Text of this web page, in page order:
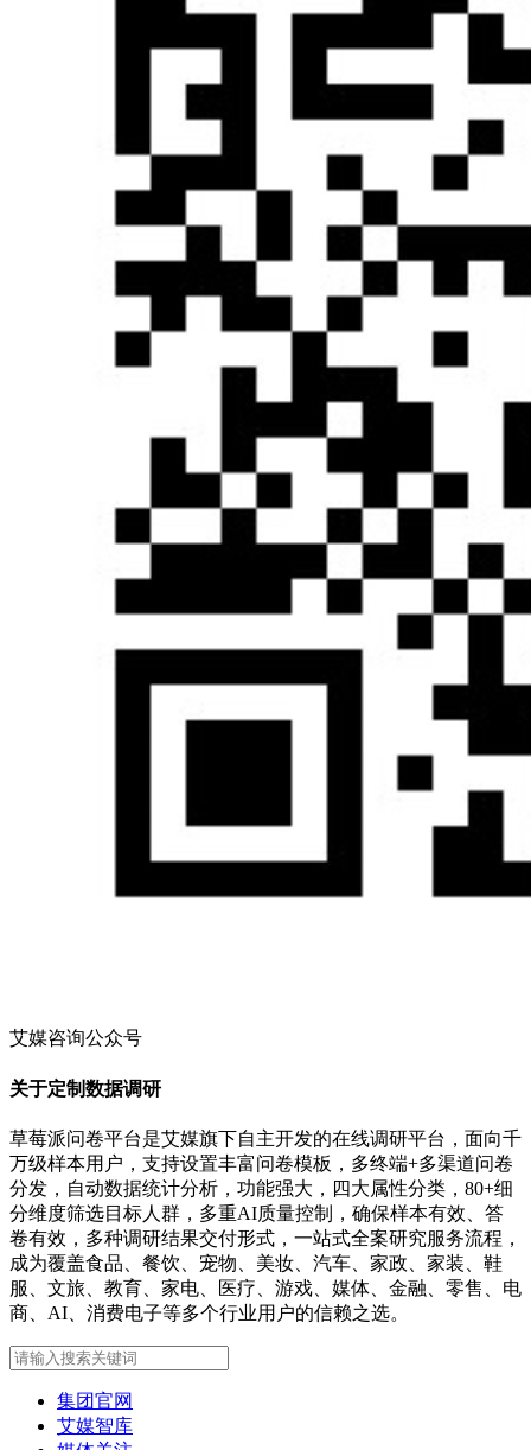
艾媒咨询公众号
关于定制数据调研
草莓派问卷平台是艾媒旗下自主开发的在线调研平台，面向千
万级样本用户，支持设置丰富问卷模板，多终端+多渠道问卷
分发，自动数据统计分析，功能强大，四大属性分类，80+细
分维度筛选目标人群，多重AI质量控制，确保样本有效、答
卷有效，多种调研结果交付形式，一站式全案研究服务流程，
成为覆盖食品、餐饮、宠物、美妆、汽车、家政、家装、鞋
服、文旅、教育、家电、医疗、游戏、媒体、金融、零售、电
商、AI、消费电子等多个行业用户的信赖之选。
集团官网
艾媒智库